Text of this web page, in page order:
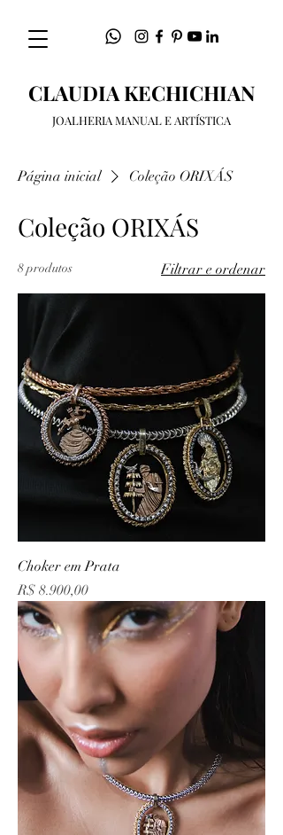
CLAUDIA KECHICHIAN
JOALHERIA MANUAL E ARTÍSTICA
Página inicial Coleção ORIXÁS
Coleção ORIXÁS
8 produtos Filtrar e ordenar
Choker em Prata
Preço
R$ 8.900,00